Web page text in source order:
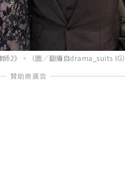
2》。（圖／翻攝自drama_suits IG）